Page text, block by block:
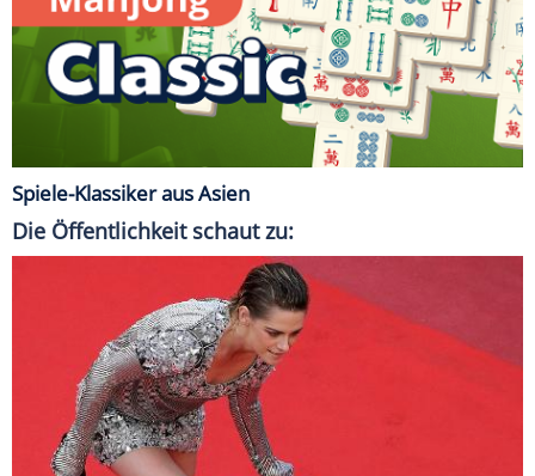
Spiele-Klassiker aus Asien
Die Öffentlichkeit schaut zu: